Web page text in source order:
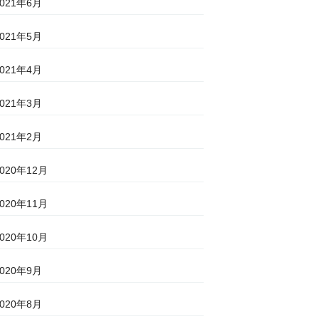
年6月
年5月
年4月
年3月
年2月
年12月
年11月
年10月
年9月
年8月